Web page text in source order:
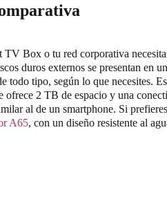
TV Box o tu red corporativa
duros externos se presentan en
todo tipo, según lo que necesites.
ofrece 2 TB de espacio y una
al de un smartphone. Si
A65, con un diseño resistente al